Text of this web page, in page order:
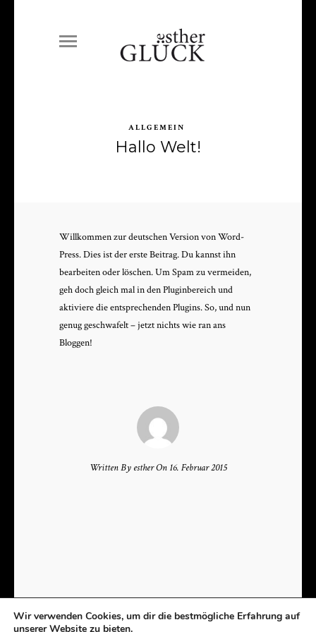
ALLGEMEIN
Hallo Welt!
Willkom­men zur deutschen Ver­sion von Word­
Press. Dies ist der erste Beitrag. Du kannst ihn
bear­beit­en oder löschen. Um Spam zu ver­mei­den,
geh doch gle­ich mal in den Plug­in­bere­ich und
aktiviere die entsprechen­den Plu­g­ins. So, und nun
genug geschwafelt – jet­zt nichts wie ran ans
Bloggen!
Written By esther On 16. Februar 2015
Wir verwenden Cookies, um dir die bestmögliche Erfahrung auf
unserer Website zu bieten.